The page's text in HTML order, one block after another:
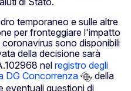
temporaneo e sulle altre
per fronteggiare l'impatto
sono disponibili
della decisione sarà
nel registro degli
DG Concorrenza
della
eventuali questioni di